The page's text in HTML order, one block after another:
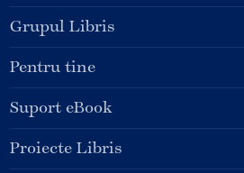
Grupul Libris
Pentru tine
Suport eBook
Proiecte Libris